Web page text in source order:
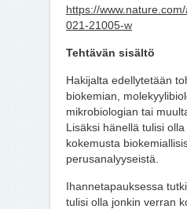
https://
021-21005-w
Tehtävän sisältö
Hakijalta edellytetään
biokemian,
mikrobiologian tai
Lisäksi hänellä tulisi
kokemusta
perusanalyyseistä.
Ihannetapauksessa
tulisi olla jonkin verran